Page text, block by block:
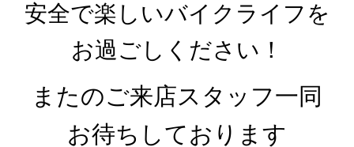
安全で楽しいバイクライフを
お過ごしください！
またのご来店スタッフ一同
お待ちしております